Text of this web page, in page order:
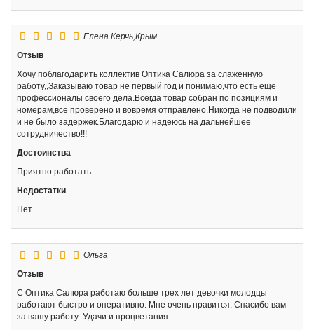
Елена Керчь,Крым
Отзыв
Хочу поблагодарить коллектив Оптика Салюра за слаженную
работу,,Заказываю товар не первый год и понимаю,что есть еще
профессионалы своего дела.Всегда товар собран по позициям и
номерам,все проверено и вовремя отправлено.Никогда не подводили
и не было задержек.Благодарю и надеюсь на дальнейшее
сотрудничество!!!
Достоинства
Приятно работать
Недостатки
Нет
Ольга
Отзыв
С Оптика Салюра работаю больше трех лет девочки молодцы
работают быстро и оперативно. Мне очень нравится. Спасибо вам
за вашу работу .Удачи и процветания.